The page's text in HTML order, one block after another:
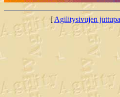
[Agilitysivujen